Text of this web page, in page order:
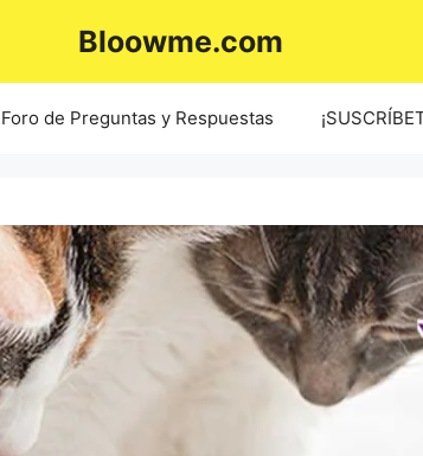
Bloowme.com
Foro de Preguntas y Respuestas